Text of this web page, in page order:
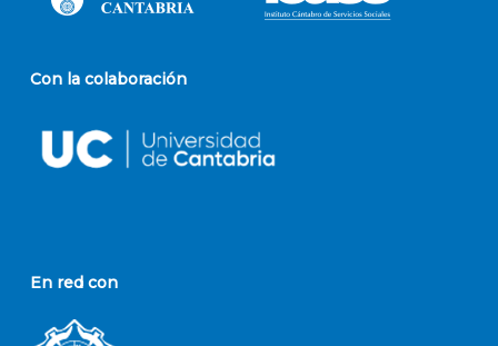
Con la colaboración
En red con